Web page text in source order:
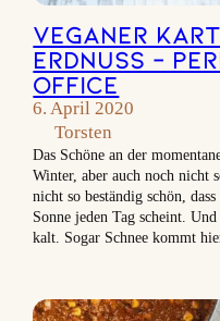
Veganer
Erdnuss –
Office
6. April 2020
Torsten
Das Schöne an der
Winter, aber auch noch nicht
nicht so beständig schön,
Sonne jeden Tag scheint.
kalt. Sogar Schnee kommt